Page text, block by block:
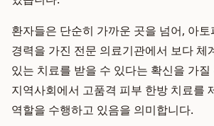
환자들은 단순히 가까운 곳을 넘어, 아
경력을 가진 전문 의료기관에서 보다 체
있는 치료를 받을 수 있다는 확신을 가
지역사회에서 고품격 피부 한방 치료를
역할을 수행하고 있음을 의미합니다.